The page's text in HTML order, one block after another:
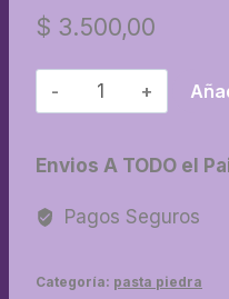
$ 3.500,00
27-
Cuenco
redondo/
cantidad
Envios A TODO el
Pagos Seguros
Categoría: pasta piedra